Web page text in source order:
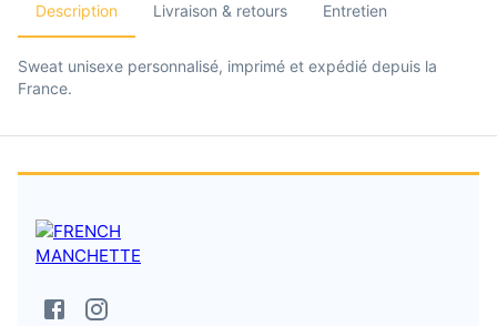
Description Livraison & retours Entretien
Sweat unisexe personnalisé, imprimé et expédié depuis la
France.